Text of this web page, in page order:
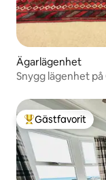
Ägarlägenhet
Snygg lägenhet
Populär
Gästfavorit